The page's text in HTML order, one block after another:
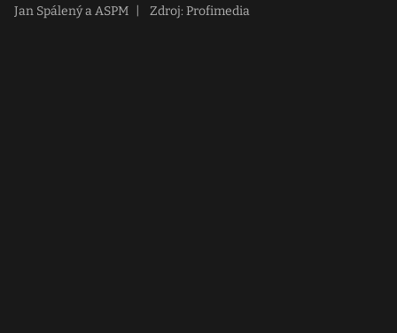
Jan Spálený a ASPM Zdroj: Profimedia